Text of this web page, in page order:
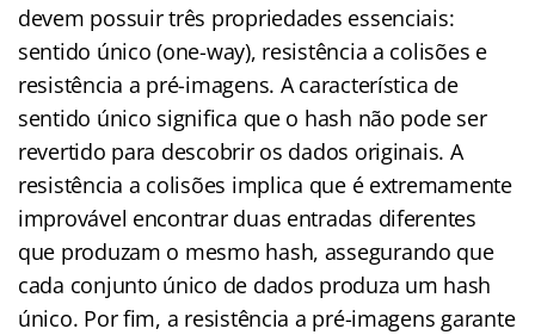
devem possuir três propriedades essenciais:
sentido único (one-way), resistência a colisões e
resistência a pré-imagens. A característica de
sentido único significa que o hash não pode ser
revertido para descobrir os dados originais. A
resistência a colisões implica que é extremamente
improvável encontrar duas entradas diferentes
que produzam o mesmo hash, assegurando que
cada conjunto único de dados produza um hash
único. Por fim, a resistência a pré-imagens garante